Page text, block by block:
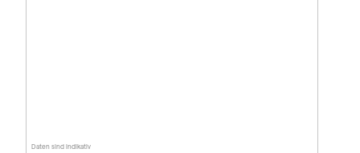
Daten sind indikativ